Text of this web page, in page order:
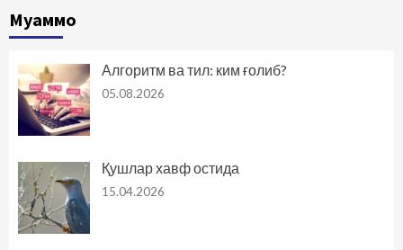
Муаммо
Алгоритм ва тил: ким ғолиб?
05.08.2026
Қушлар хавф остида
15.04.2026